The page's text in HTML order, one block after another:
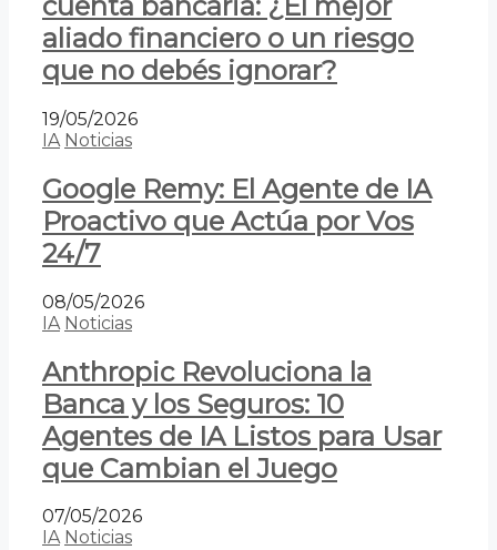
aliado financiero o un riesgo
que no debés ignorar?
19/05/2026
IA Noticias
Google Remy: El Agente de IA
Proactivo que Actúa por Vos
24/7
08/05/2026
IA Noticias
Anthropic Revoluciona la
Banca y los Seguros: 10
Agentes de IA Listos para Usar
que Cambian el Juego
07/05/2026
IA Noticias